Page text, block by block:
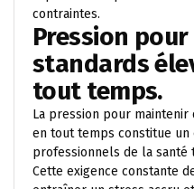
contraintes.
Pression
standards
tout temps.
La pression pour maintenir
en tout temps constitue
professionnels de la santé
Cette exigence constante